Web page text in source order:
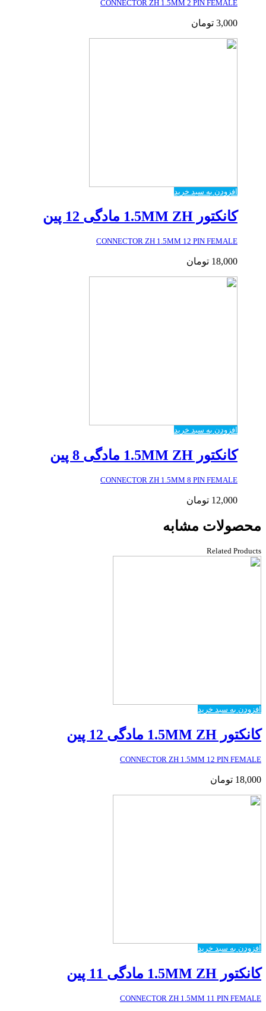
CONNECTOR ZH 1.5MM 2 PIN FEMALE
3,000 تومان
افزودن به سبد خرید
کانکتور 1.5MM ZH مادگی 12 پین
CONNECTOR ZH 1.5MM 12 PIN FEMALE
18,000 تومان
افزودن به سبد خرید
کانکتور 1.5MM ZH مادگی 8 پین
CONNECTOR ZH 1.5MM 8 PIN FEMALE
12,000 تومان
محصولات مشابه
Related Products
افزودن به سبد خرید
کانکتور 1.5MM ZH مادگی 12 پین
CONNECTOR ZH 1.5MM 12 PIN FEMALE
18,000 تومان
افزودن به سبد خرید
کانکتور 1.5MM ZH مادگی 11 پین
CONNECTOR ZH 1.5MM 11 PIN FEMALE